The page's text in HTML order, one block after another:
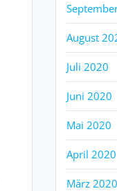
August
Juli 2020
Juni 2020
Mai 2020
April 2020
März 2020